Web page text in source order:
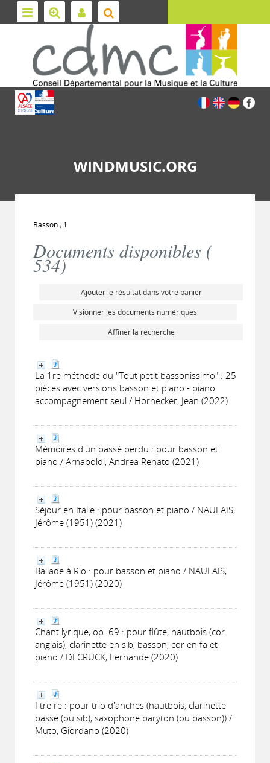
WINDMUSIC.ORG
Basson ; 1
Documents disponibles (
534)
Ajouter le résultat dans votre panier
Visionner les documents numériques
Affiner la recherche
La 1re méthode du "Tout petit bassonissimo" : 25
pièces avec versions basson et piano - piano
accompagnement seul / Hornecker, Jean (2022)
Mémoires d'un passé perdu : pour basson et
piano / Arnaboldi, Andrea Renato (2021)
Séjour en Italie : pour basson et piano / NAULAIS,
Jérôme (1951) (2021)
Ballade à Rio : pour basson et piano / NAULAIS,
Jérôme (1951) (2020)
Chant lyrique, op. 69 : pour flûte, hautbois (cor
anglais), clarinette en sib, basson, cor en fa et
piano / DECRUCK, Fernande (2020)
I tre re : pour trio d'anches (hautbois, clarinette
basse (ou sib), saxophone baryton (ou basson)) /
Muto, Giordano (2020)